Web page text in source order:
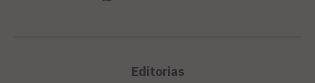
Editorias